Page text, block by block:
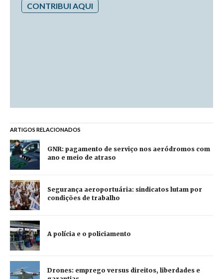
CONTRIBUI AQUI
ARTIGOS RELACIONADOS
GNR: pagamento de serviço nos aeródromos com
ano e meio de atraso
Segurança aeroportuária: sindicatos lutam por
condições de trabalho
A polícia e o policiamento
Drones: emprego versus direitos, liberdades e